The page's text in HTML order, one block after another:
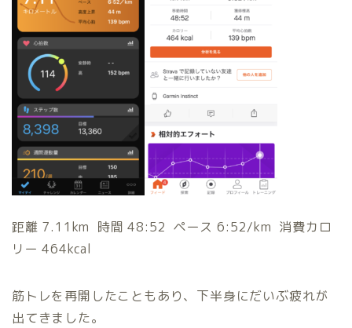
距離 7.11km 時間 48:52 ペース 6:52/km 消費カロ
リー 464kcal
筋トレを再開したこともあり、下半身にだいぶ疲れが
出てきました。